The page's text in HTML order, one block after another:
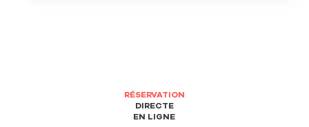
RÉSERVATION
DIRECTE
EN LIGNE